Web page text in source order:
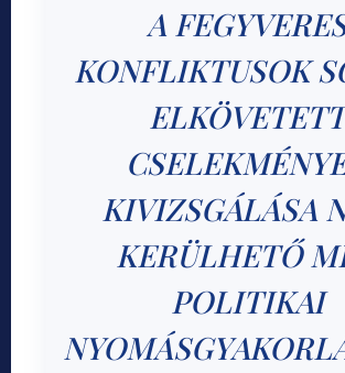
A
KONFLIKTUSOK
ELKÖVETETT
KIVIZSGÁLÁSA
KERÜLHETŐ
POLITIKAI